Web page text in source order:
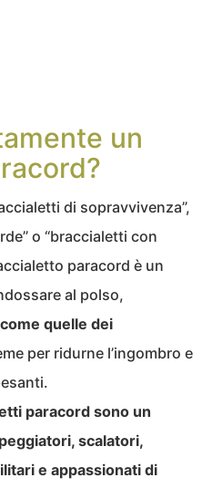
un
di sopravvivenza”,
o “braccialetti con
paracord è un
al polso,
quelle dei
per ridurne l’ingombro e
paracord sono un
scalatori,
e appassionati di